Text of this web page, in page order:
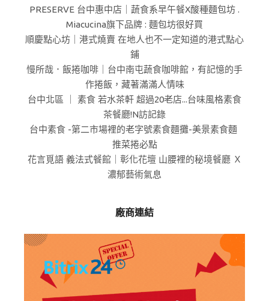
PRESERVE 台中惠中店｜蔬食系早午餐X酸種麵包坊 .
Miacucina旗下品牌 : 麵包坊很好買
順慶點心坊｜港式燒賣 在地人也不一定知道的港式點心
鋪
慢所哉．飯捲咖啡｜台中南屯蔬食咖啡館，有記憶的手
作捲飯，藏著滿滿人情味
台中北區 ｜ 素食 若水茶軒 超過20老店...台味風格素食
茶餐廳!N訪記錄
台中素食 -第二市場裡的老字號素食麵攤-美景素食麵
推菜捲必點
花言覓語 義法式餐館｜彰化花壇 山腰裡的秘境餐廳 Ｘ
濃郁藝術氣息
廠商連結